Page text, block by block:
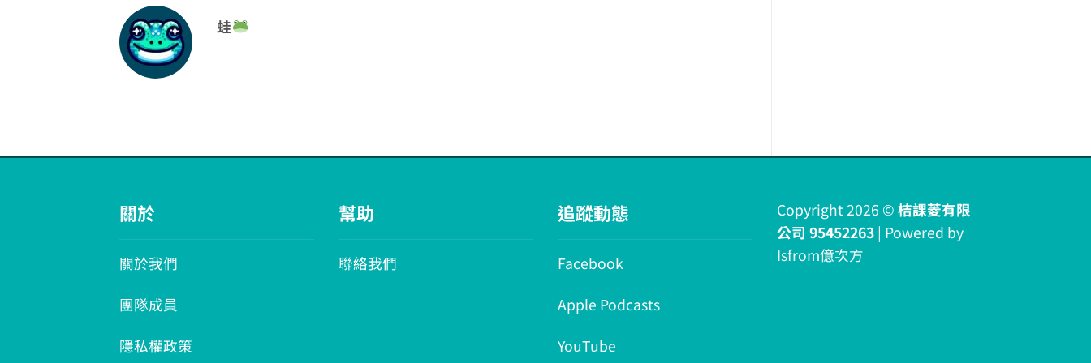
蛙
關於
關於我們
團隊成員
隱私權政策
幫助
聯絡我們
追蹤動態
Facebook
Apple Podcasts
YouTube
Copyright 2026 © 桔課菱有限
公司 95452263 | Powered by
Isfrom億次方